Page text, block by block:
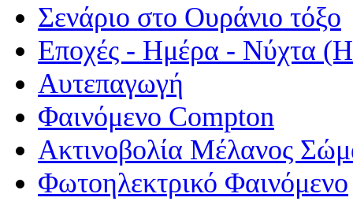
Σενάριο στο Ουράνιο τόξο
Εποχές - Ημέρα - Νύχτα
Αυτεπαγωγή
Φαινόμενο Compton
Ακτινοβολία Μέλανος
Φωτοηλεκτρικό Φαινόμενο